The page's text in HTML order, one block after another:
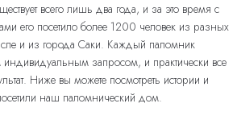
всего лишь два года, и за это время с
его посетило более 1200 человек из разных
и из города Саки. Каждый паломник
запросом, и практически все
Ниже вы можете посмотреть истории и
наш паломнический дом.